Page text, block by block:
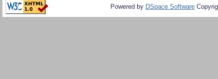
Powered by DSpace Software